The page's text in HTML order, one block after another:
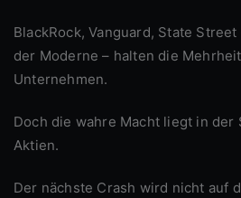
BlackRock, Vanguard, State Street – die drei Musketiere
der Moderne – halten die
Unternehmen.
Doch die wahre Macht liegt in der Software, nicht in den
Aktien.
Der nächste Crash wird nicht auf dem Parkett beginnen,